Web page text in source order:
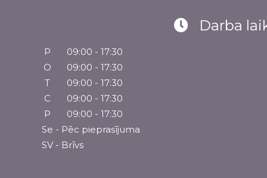
Darba
P
09:00 - 17:30
O
09:00 - 17:30
T
09:00 - 17:30
C
09:00 - 17:30
P
09:00 - 17:30
Se - Pēc pieprasījuma
SV - Brīvs